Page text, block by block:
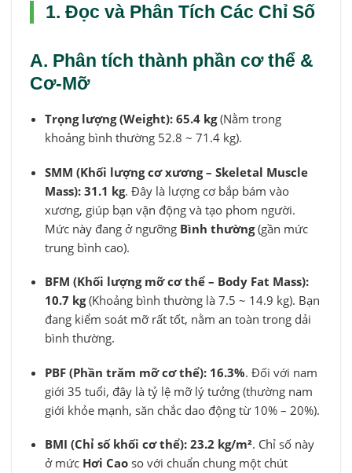
1. Đọc và Phân Tích Các Chỉ Số
A. Phân tích thành phần cơ thể &
Cơ-Mỡ
Trọng lượng (Weight): 65.4 kg(Nằm trong
khoảng bình thường 52.8 ~ 71.4 kg).
SMM (Khối lượng cơ xương – Skeletal Muscle
Mass): 31.1 kg. Đây là lượng cơ bắp bám vào
xương, giúp bạn vận động và tạo phom người.
Mức này đang ở ngưỡng Bình thường(gần mức
trung bình cao).
BFM (Khối lượng mỡ cơ thể – Body Fat Mass):
10.7 kg(Khoảng bình thường là 7.5 ~ 14.9 kg). Bạn
đang kiểm soát mỡ rất tốt, nằm an toàn trong dải
bình thường.
PBF (Phần trăm mỡ cơ thể): 16.3%. Đối với nam
giới 35 tuổi, đây là tỷ lệ mỡ lý tưởng (thường nam
giới khỏe mạnh, săn chắc dao động từ 10% – 20%).
BMI (Chỉ số khối cơ thể): 23.2 kg/m². Chỉ số này
ở mức Hơi Cao so với chuẩn chung một chút